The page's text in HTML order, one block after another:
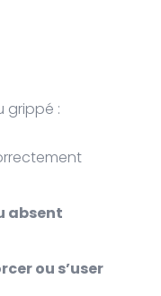
grippé :
absent
ou s’user